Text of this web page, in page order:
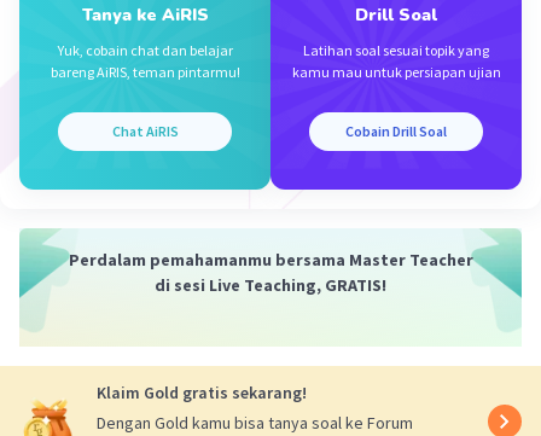
Tanya ke AiRIS
Yuk, cobain chat dan belajar
bareng AiRIS, teman pintarmu!
Chat AiRIS
Drill Soal
Latihan soal sesuai topik yang
kamu mau untuk persiapan ujian
Cobain Drill Soal
Perdalam pemahamanmu bersama Master Teacher
di sesi Live Teaching, GRATIS!
Klaim Gold gratis sekarang!
Dengan Gold kamu bisa tanya soal ke Forum